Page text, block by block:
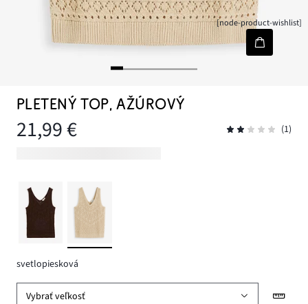
[node-product-wishlist]
PLETENÝ TOP, AŽÚROVÝ
21,99 € (1)
svetlopiesková
Vybrať veľkosť